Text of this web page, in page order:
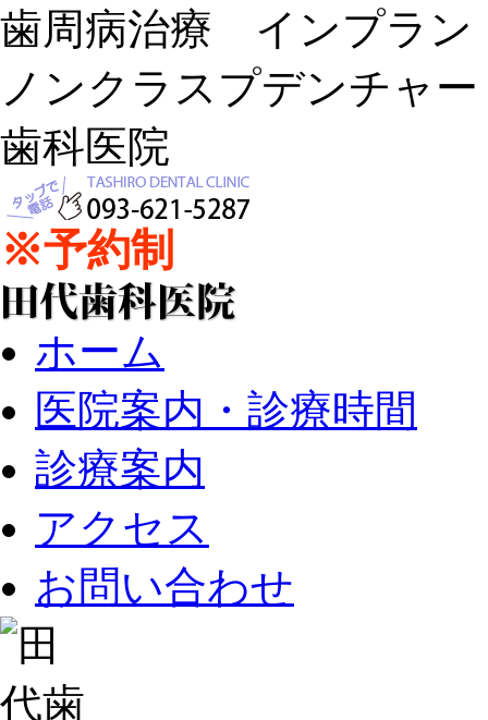
歯周病治療 インプラ
ノンクラスプデンチャ
歯科医院
※予約制
ホーム
医院案内・診療時間
診療案内
アクセス
お問い合わせ